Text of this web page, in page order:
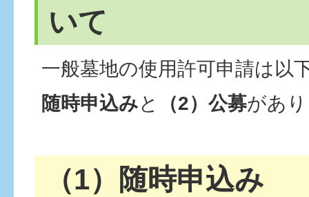
いて
一般墓地の使用許可申請は以
随時申込みと （2）公募があ
（1）随時申込み